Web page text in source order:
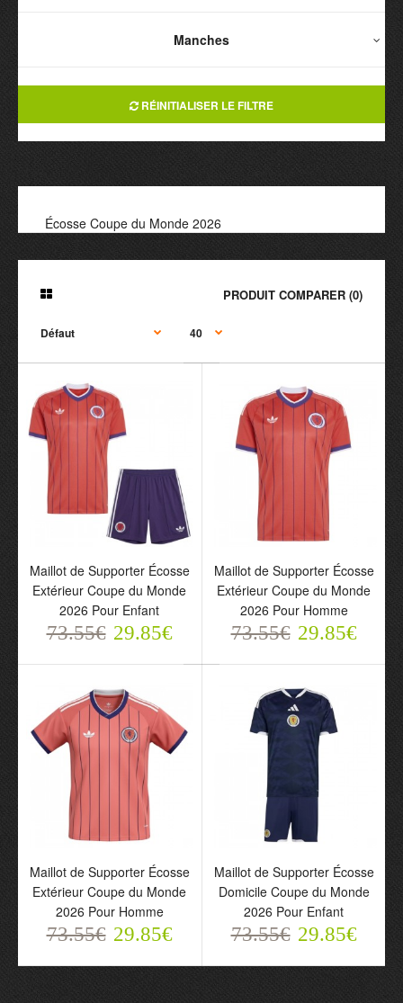
Manches
RÉINITIALISER LE FILTRE
Écosse Coupe du Monde 2026
PRODUIT COMPARER (0)
Écosse Extérieur Coupe
du Monde 2026 Pour
Enfant
73.55€ 29.85€
Écosse Extérieur Coupe
du Monde 2026 Pour
Homme
73.55€ 29.85€
Maillot de Supporter
Écosse Extérieur Coupe
du Monde 2026 Pour
Homme
73.55€
Maillot de Supporter
Écosse Domicile Coupe
du Monde 2026 Pour
Enfant
73.55€
Maillot de Supporter Écosse
Extérieur Coupe du Monde
2026 Pour Enfant
73.55€ 29.85€
Maillot de Supporter Écosse
Extérieur Coupe du Monde
2026 Pour Homme
73.55€ 29.85€
Maillot de Supporter Écosse
Extérieur Coupe du Monde
2026 Pour Homme
73.55€ 29.85€
Maillot de Supporter Écosse
Domicile Coupe du Monde
2026 Pour Enfant
73.55€ 29.85€